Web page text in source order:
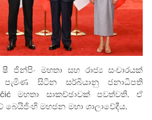
ජින්පිං මහතා සහ රාජ්‍ය සංචාරයක්
පැමිණ සිටින සර්බියානු ජනාධිපති
මහතා සාකච්ඡාවක් පවත්වති. ඒ
බෙයිජිංහි මහජන මහා ශාලාවේදීය.